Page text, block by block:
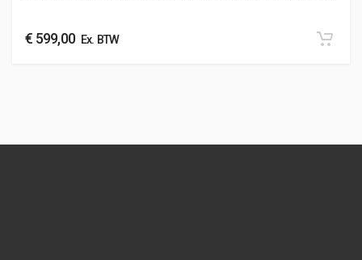
€ 599,00Ex. BTW